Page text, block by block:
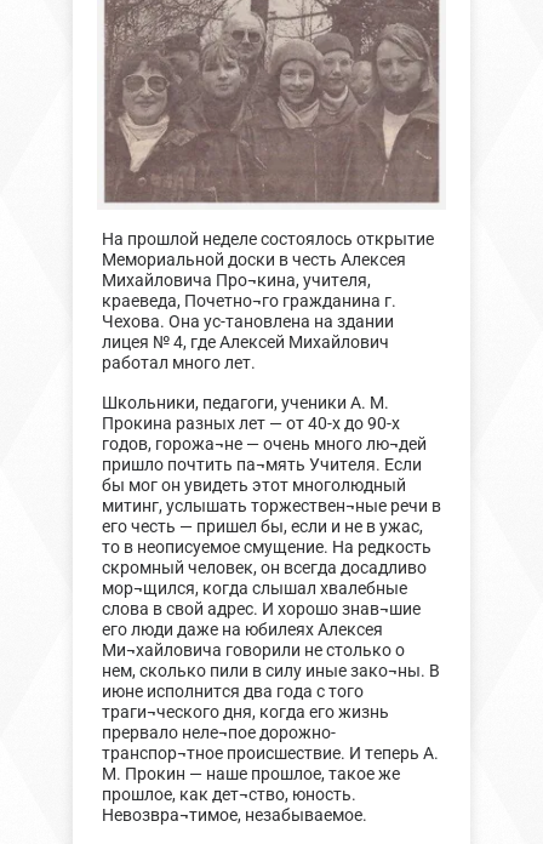
На прошлой неделе состоялось открытие
Мемориальной доски в честь Алексея
Михайловича Про¬кина, учителя,
краеведа, Почетно¬го гражданина г.
Чехова. Она ус-тановлена на здании
лицея № 4, где Алексей Михайлович
работал много лет.
Школьники, педагоги, ученики А. М.
Прокина разных лет — от 40-х до 90-х
годов, горожа¬не — очень много лю¬дей
пришло почтить па¬мять Учителя. Если
бы мог он увидеть этот многолюдный
митинг, услышать торжествен¬ные речи в
его честь — пришел бы, если и не в ужас,
то в неописуемое смущение. На редкость
скромный человек, он всегда досадливо
мор¬щился, когда слышал хвалебные
слова в свой адрес. И хорошо знав¬шие
его люди даже на юбилеях Алексея
Ми¬хайловича говорили не столько о
нем, сколько пили в силу иные зако¬ны. В
июне исполнится два года с того
траги¬ческого дня, когда его жизнь
прервало неле¬пое дорожно-
транспор¬тное происшествие. И теперь А.
М. Прокин — наше прошлое, такое же
прошлое, как дет¬ство, юность.
Невозвра¬тимое, незабываемое.